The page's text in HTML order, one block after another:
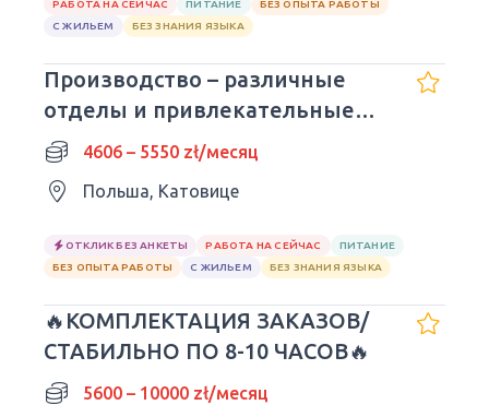
РАБОТА НА СЕЙЧАС
ПИТАНИЕ
БЕЗ ОПЫТА РАБОТЫ
С ЖИЛЬЕМ
БЕЗ ЗНАНИЯ ЯЗЫКА
Производство – различные
отделы и привлекательные
доплаты, жилье
4606 – 5550 zł/месяц
Польша, Катовице
ОТКЛИК БЕЗ АНКЕТЫ РАБОТА НА СЕЙЧАС
ПИТАНИЕ
БЕЗ ОПЫТА РАБОТЫ
С ЖИЛЬЕМ БЕЗ ЗНАНИЯ ЯЗЫКА
🔥КОМПЛЕКТАЦИЯ ЗАКАЗОВ/
СТАБИЛЬНО ПО 8-10 ЧАСОВ🔥
5600 – 10000 zł/месяц